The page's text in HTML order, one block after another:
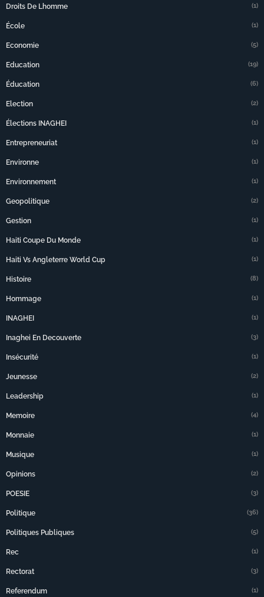
Droits De Lhomme (1)
École (1)
Economie (5)
Education (19)
Éducation (6)
Election (2)
Élections INAGHEI (1)
Entrepreneuriat (1)
Environne (1)
Environnement (1)
Geopolitique (2)
Gestion (1)
Haiti Coupe Du Monde (1)
Haiti Vs Angleterre World Cup (1)
Histoire (8)
Hommage (1)
INAGHEI (1)
Inaghei En Decouverte (3)
Insécurité (1)
Jeunesse (2)
Leadership (1)
Memoire (4)
Monnaie (1)
Musique (1)
Opinions (2)
POESIE (3)
Politique (36)
Politiques Publiques (5)
Rec (1)
Rectorat (3)
Referendum (1)